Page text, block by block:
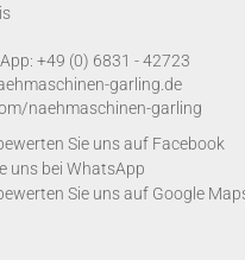
+49 (0) 6831 - 42723
garling.de
naehmaschinen-garling